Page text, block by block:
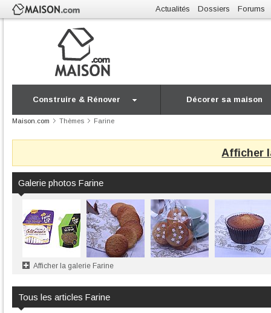
Actualités Dossiers Forums
Construire & Rénover Décorer sa maison
Maison.com Thèmes Farine
Afficher
Galerie photos Farine
Afficher la galerie Farine
Tous les articles Farine